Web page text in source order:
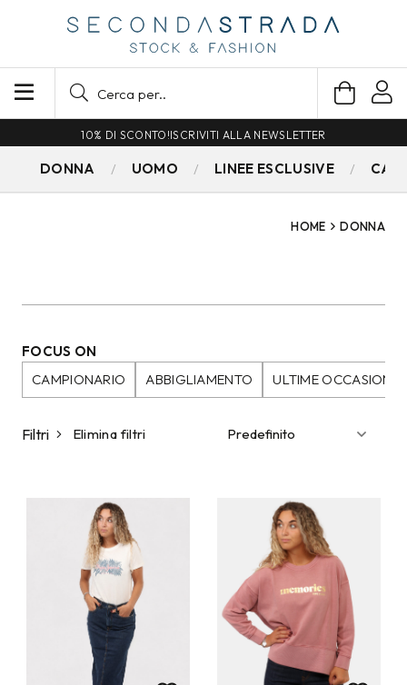
SPEDIZIONE GRATUITA PER ORDINI SUPERIORI A 79€
DONNA UOMO LINEE ESCLUSIVE
HOME DONNA
FOCUS ON
CAMPIONARIO
ABBIGLIAMENTO ULTIME OCCASIONI
Filtri Elimina filtri